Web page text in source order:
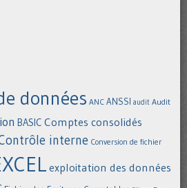
données ANC ANSSI audit Audit
BASIC Comptes consolidés
interne Conversion de fichier
exploitation des données